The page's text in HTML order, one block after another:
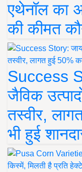
एथेनॉल का
की कीमत
Success
जैविक
तस्वीर,
भी हुई